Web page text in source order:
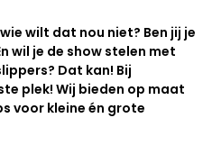
wilt dat nou niet? Ben jij je
wil je de show stelen met
Dat kan! Bij
plek! Wij bieden op maat
voor kleine én grote